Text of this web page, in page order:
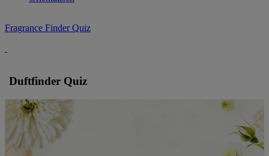
Fragrance Finder Quiz
Duftfinder Quiz